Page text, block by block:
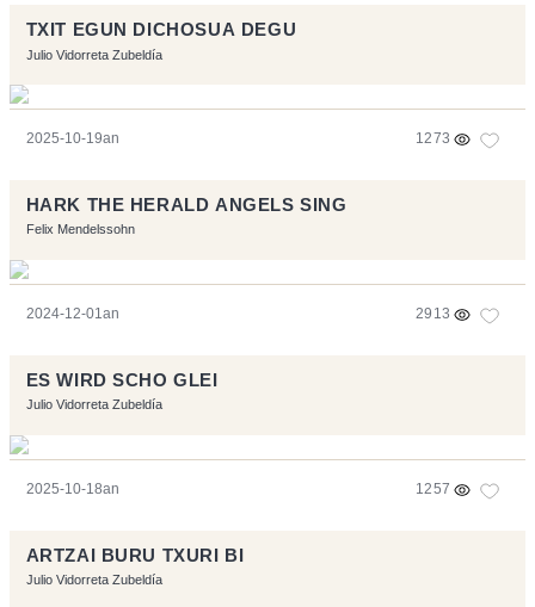
TXIT EGUN DICHOSUA DEGU
Julio Vidorreta Zubeldía
2025-10-19an 1273
HARK THE HERALD ANGELS SING
Felix Mendelssohn
2024-12-01an 2913
ES WIRD SCHO GLEI
Julio Vidorreta Zubeldía
2025-10-18an 1257
ARTZAI BURU TXURI BI
Julio Vidorreta Zubeldía